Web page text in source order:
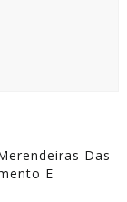
Das
E